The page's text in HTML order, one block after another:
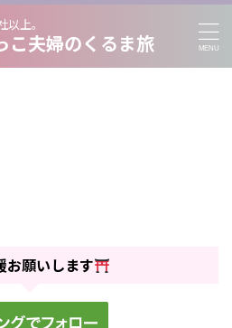
上。
こ夫婦のくるま旅
お願いします